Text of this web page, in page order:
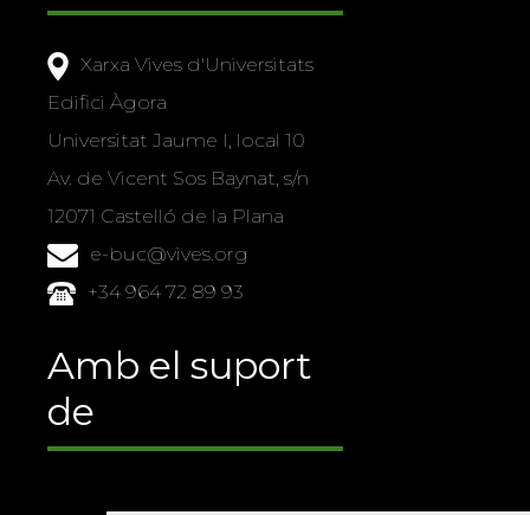
Xarxa Vives d'Universitats
Edifici Àgora
Universitat Jaume I, local 10
Av. de Vicent Sos Baynat, s/n
12071 Castelló de la Plana
e-buc@vives.org
+34 964 72 89 93
Amb el suport
de